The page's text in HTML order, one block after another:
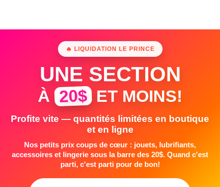
🔥 LIQUIDATION LE PRINCE
UNE SECTION
À 20$ ET MOINS!
Profite vite — quantités limitées en boutique
et en ligne
Nos petits prix coups de cœur : jouets, lubrifiants,
accessoires et lingerie sous la barre des 20$. Quand c'est
parti, c'est parti pour de bon!